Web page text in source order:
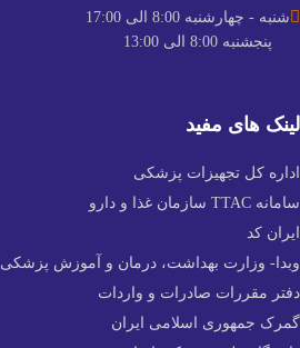
شنبه - چهارشنبه 8:00 الی 17:00
پنجشنبه 8:00 الی 13:00
لینک های مفید
اداره کل تجهیزات پزشکی
سامانه TTAC سازمان غذا و دارو
ایران کد
وبدا- وزارت بهداشت، درمان و آموزش پزشکی
دفتر مقررات صادرات و واردات
گمرک جمهوری اسلامی ایران